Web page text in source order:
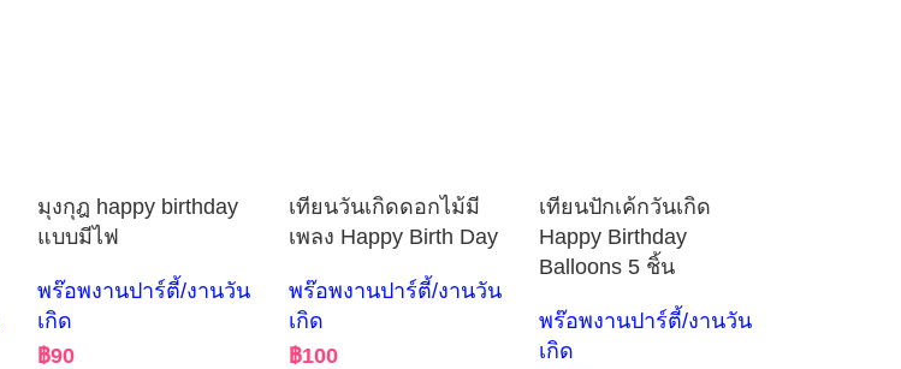
มุงกุฎ happy birthday
แบบมีไฟ
พร๊อพงานปาร์ตี้/งานวัน
เกิด
฿90
เทียนวันเกิดดอกไม้มี
เพลง Happy Birth Day
พร๊อพงานปาร์ตี้/งานวัน
เกิด
฿100
เทียนปักเค้กวันเกิด
Happy Birthday
Balloons 5 ชิ้น
พร๊อพงานปาร์ตี้/งานวัน
เกิด